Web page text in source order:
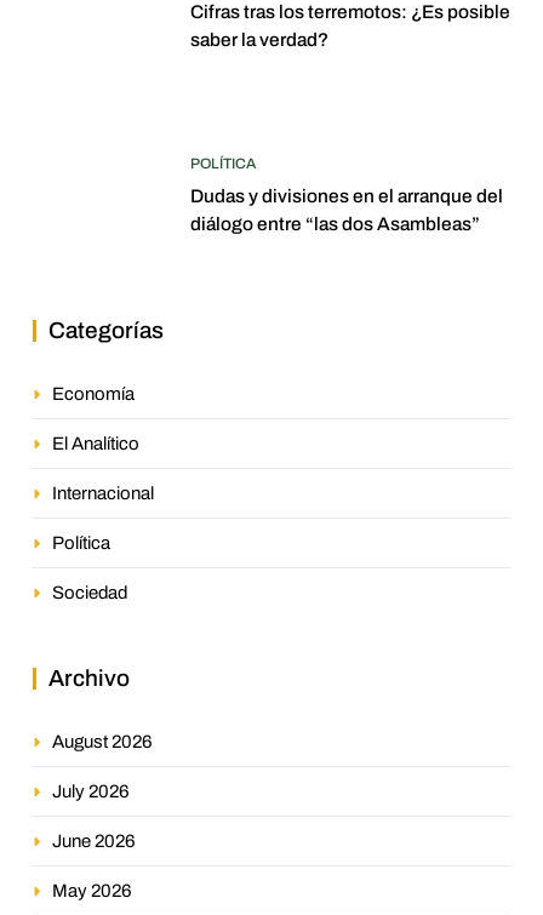
Cifras tras los terremotos: ¿Es posible
saber la verdad?
POLÍTICA
Dudas y divisiones en el arranque del
diálogo entre “las dos Asambleas”
Categorías
Economía
El Analítico
Internacional
Política
Sociedad
Archivo
August 2026
July 2026
June 2026
May 2026